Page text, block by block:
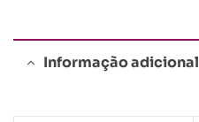
Informação adicional